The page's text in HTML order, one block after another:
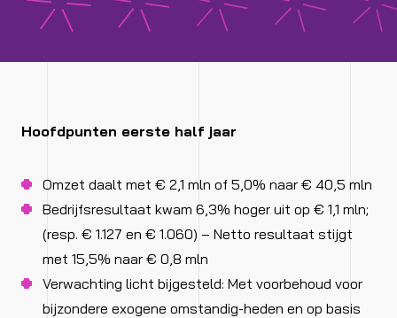
Hoofdpunten eerste half jaar
Omzet daalt met € 2,1 mln of 5,0% naar € 40,5 mln
Bedrijfsresultaat kwam 6,3% hoger uit op € 1,1 mln;
(resp. € 1.127 en € 1.060) – Netto resultaat stijgt
met 15,5% naar € 0,8 mln
Verwachting licht bijgesteld: Met voorbehoud voor
bijzondere exogene omstandig-heden en op basis